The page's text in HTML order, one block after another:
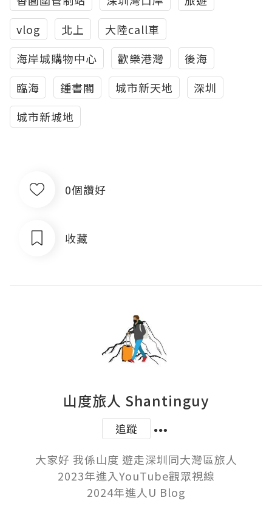
vlog
北上
大陸call車
海岸城購物中心
歡樂港灣
後海
臨海
鍾書閣 城市新天地
深圳
城市新城地
0個讚好
收藏
山度旅人 Shantinguy
追蹤
大家好 我係山度 遊走深圳同大灣區旅人
2023年進入YouTube觀眾視線
2024年進人U Blog